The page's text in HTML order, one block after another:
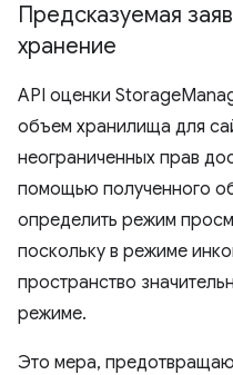
Предсказуемая
хранение
API оценки
объем хранилища для
неограниченных прав
помощью полученного
определить режим
поскольку в режиме
пространство
режиме.
Это мера,